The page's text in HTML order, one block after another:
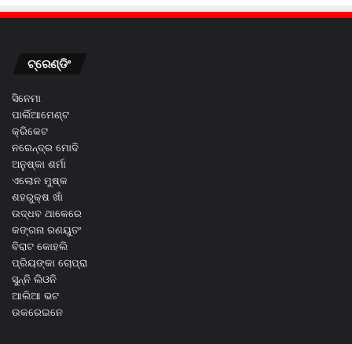
ଟ୍ରେଣ୍ଡିଂ
ସିନେମା
ପାର୍ଲିଆମେଣ୍ଟ
କ୍ରିକେଟ
ନରେନ୍ଦ୍ର ମୋଦି
ଅନୁଷ୍କା ଶର୍ମା
ଏଲୋନ ମୁଷ୍କ
ଶହରୁକ୍ଷ ଖାଁ
ଉଦ୍ଧବ ଥାକେରେ
କଙ୍ଗନା ରଣୟୁତଂ
ବିରାଟ କୋହଲି
ପ୍ରିୟଙ୍କା ଚୋପ୍ରା
ସୁନ୍ନି ଲିଓନି
ଆଲିଆ ଭଟ
ଉକରେଇନେ